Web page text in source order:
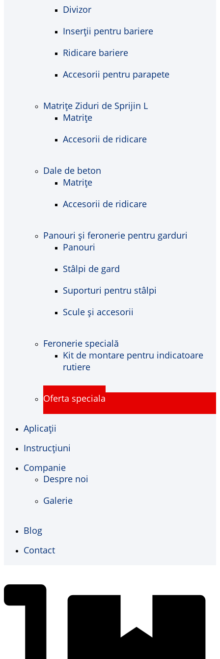
Divizor
Inserții pentru bariere
Ridicare bariere
Accesorii pentru parapete
Matrițe Ziduri de Sprijin L
Matrițe
Accesorii de ridicare
Dale de beton
Matrițe
Accesorii de ridicare
Panouri și feronerie pentru garduri
Panouri
Stâlpi de gard
Suporturi pentru stâlpi
Scule și accesorii
Feronerie specială
Kit de montare pentru indicatoare
rutiere
Oferta speciala
Aplicații
Instrucţiuni
Companie
Despre noi
Galerie
Blog
Contact